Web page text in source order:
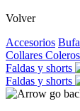
Volver
Accesorios
Collares
Faldas y shorts
Faldas y shorts